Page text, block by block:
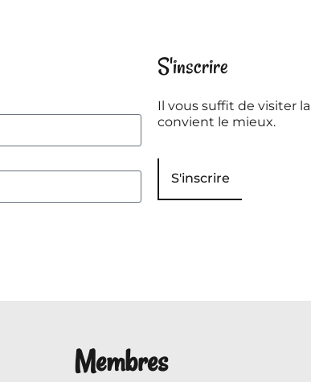
S'inscrire
Il vous suffit de visiter
convient le mieux.
S'inscrire
Membres